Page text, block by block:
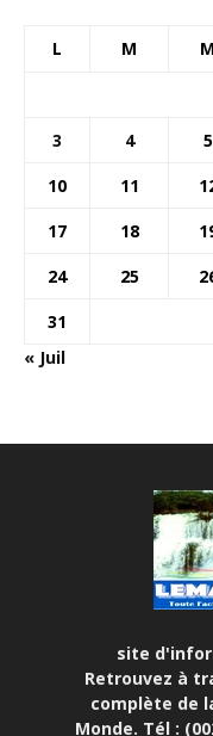
L M M
3
4 5
10
11
17
18
24
25
31
« Juil
site
Retrouvez à
complète de
Monde. Tél :